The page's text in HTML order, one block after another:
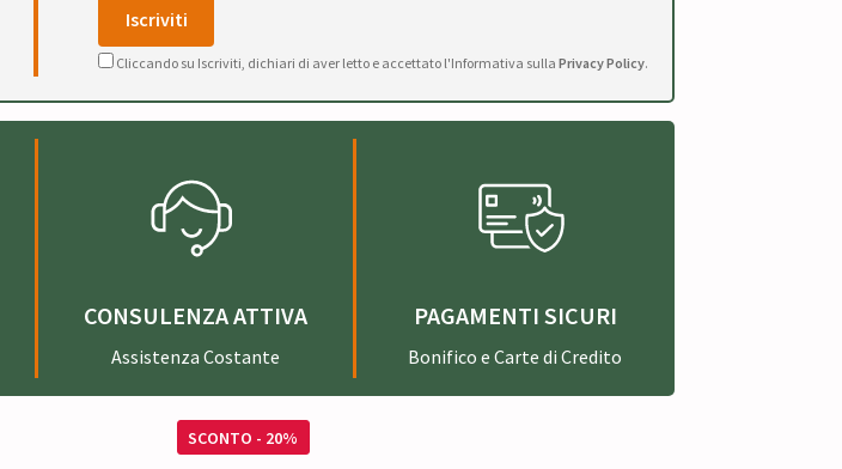
Cliccando su Iscriviti, dichiari di aver letto e accettato l'Informativa sulla Privacy Policy.
CONSULENZA ATTIVA
Assistenza Costante
PAGAMENTI SICURI
Bonifico e Carte di Credito
SCONTO - 20%